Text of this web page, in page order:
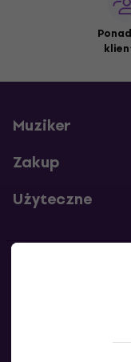
Muziker
Zakup
Użyteczne